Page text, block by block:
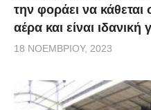
την φοράει να κάθεται
αέρα και είναι ιδανική
18 ΝΟΕΜΒΡΊΟΥ, 2023